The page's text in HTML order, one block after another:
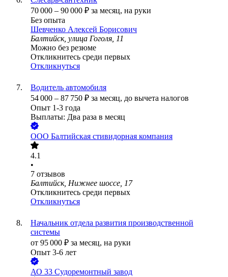
70 000 – 90 000 ₽ за месяц, на руки
Без опыта
Шевченко Алексей Борисович
Балтийск, улица Гоголя, 11
Можно без резюме
Откликнитесь среди первых
Откликнуться
Водитель автомобиля
54 000 – 87 750 ₽ за месяц, до вычета налогов
Опыт 1-3 года
Выплаты: Два раза в месяц
ООО Балтийская стивидорная компания
4.1
•
7 отзывов
Балтийск, Нижнее шоссе, 17
Откликнитесь среди первых
Откликнуться
Начальник отдела развития производственной
системы
от 95 000 ₽ за месяц, на руки
Опыт 3-6 лет
АО 33 Судоремонтный завод